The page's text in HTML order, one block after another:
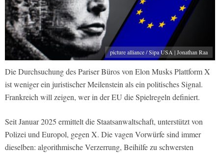
picture alliance / Sipa USA | Jonathan Raa
Die Durchsuchung des Pariser Büros von Elon Musks Plattform X
ist weniger ein juristischer Meilenstein als ein politisches Signal.
Frankreich will zeigen, wer in der EU die Spielregeln definiert.
Seit Januar 2025 ermittelt die Staatsanwaltschaft, unterstützt von
Polizei und Europol, gegen X. Die vagen Vorwürfe sind immer
dieselben: algorithmische Verzerrung, Beihilfe zu schwersten